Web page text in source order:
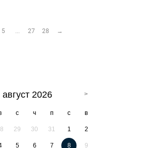
5 27 28 →
август 2026
с ч п с в
29 30 31 1 2
5 6 7 8 9